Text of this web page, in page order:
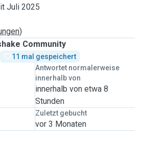
Juli 2025
)
Community
11 mal gespeichert
Antwortet normalerweise
innerhalb von
innerhalb von etwa 8
Stunden
Zuletzt gebucht
vor 3 Monaten